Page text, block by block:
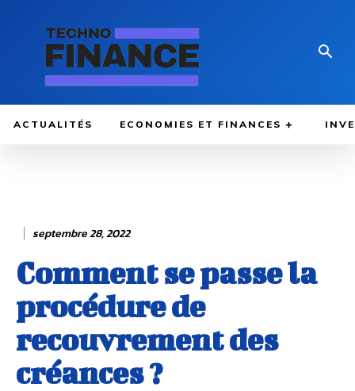
ACTUALITÉS ECONOMIES ET FINANCES
septembre 28, 2022
Comment se passe la
procédure de
recouvrement des
créances ?